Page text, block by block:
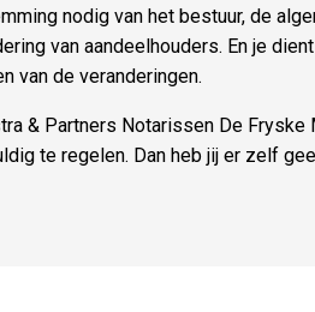
nodig van het bestuur, de
van aandeelhouders. En je
van de veranderingen.
& Partners Notarissen De
te regelen. Dan heb jij er zelf